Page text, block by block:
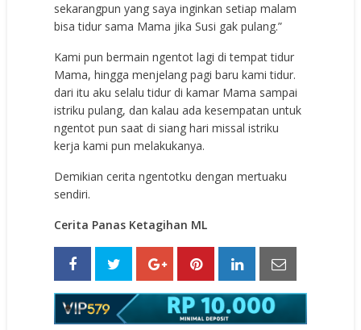
sekarangpun yang saya inginkan setiap malam
bisa tidur sama Mama jika Susi gak pulang.”
Kami pun bermain ngentot lagi di tempat tidur
Mama, hingga menjelang pagi baru kami tidur.
dari itu aku selalu tidur di kamar Mama sampai
istriku pulang, dan kalau ada kesempatan untuk
ngentot pun saat di siang hari missal istriku
kerja kami pun melakukanya.
Demikian cerita ngentotku dengan mertuaku
sendiri.
Cerita Panas Ketagihan ML